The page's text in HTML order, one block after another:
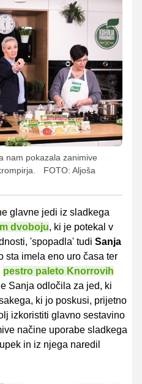
nam pokazala zanimive
FOTO: Aljoša
glavne jedi iz sladkega
dvoboju, ki je potekal v
'spopadla' tudi Sanja
sta imela eno uro časa ter
pestro paleto Knorrovih
Sanja odločila za jed, ki
ki jo poskusi, prijetno
izkoristiti glavno sestavino
načine uporabe sladkega
in iz njega naredil